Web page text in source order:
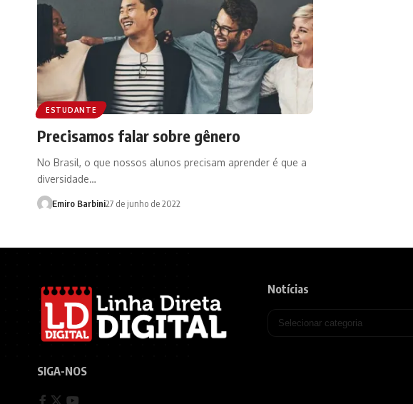
ESTUDANTE
Precisamos falar sobre gênero
No Brasil, o que nossos alunos precisam aprender é que a
diversidade…
Emiro Barbini27 de junho de 2022
SIGA-NOS
Notícias